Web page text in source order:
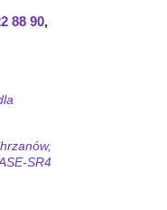
88 90,
SR4